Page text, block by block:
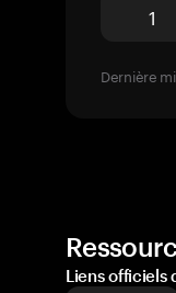
Dernière
Liens officiels